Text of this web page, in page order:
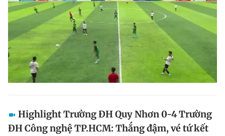
Highlight Trường ĐH Quy Nhơn 0-4 Trường
ĐH Công nghệ TP.HCM: Thắng đậm, vé tứ kết